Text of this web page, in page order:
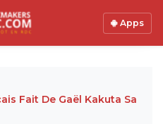
Apps
Fait De Gaël Kakuta Sa